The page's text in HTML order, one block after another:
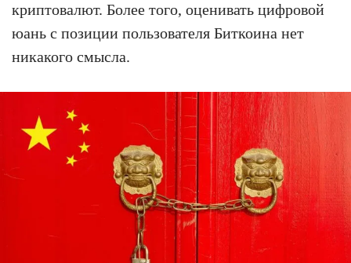
криптовалют. Более того, оценивать цифровой
юань с позиции пользователя Биткоина нет
никакого смысла.